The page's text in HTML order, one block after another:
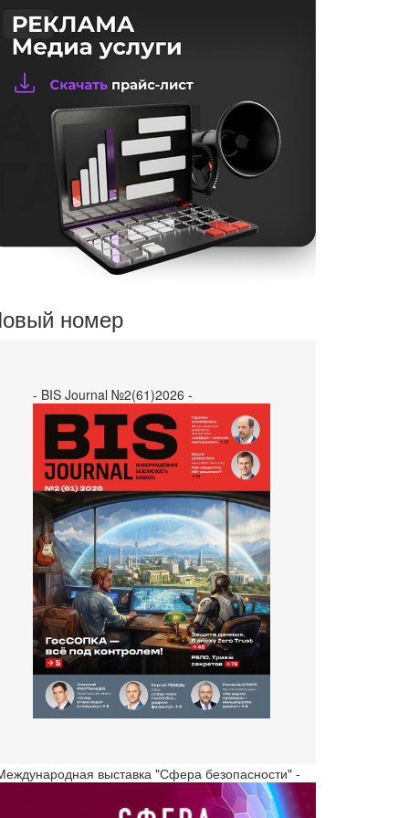
номер
- BIS Journal №2(61)2026 -
выставка "Сфера безопасности" -